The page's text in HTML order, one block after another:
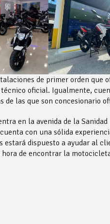
de primer orden que
oficial. Igualmente,
de las que son concesionario
en la avenida de la
con una sólida
estará dispuesto a ayudar al
de encontrar la